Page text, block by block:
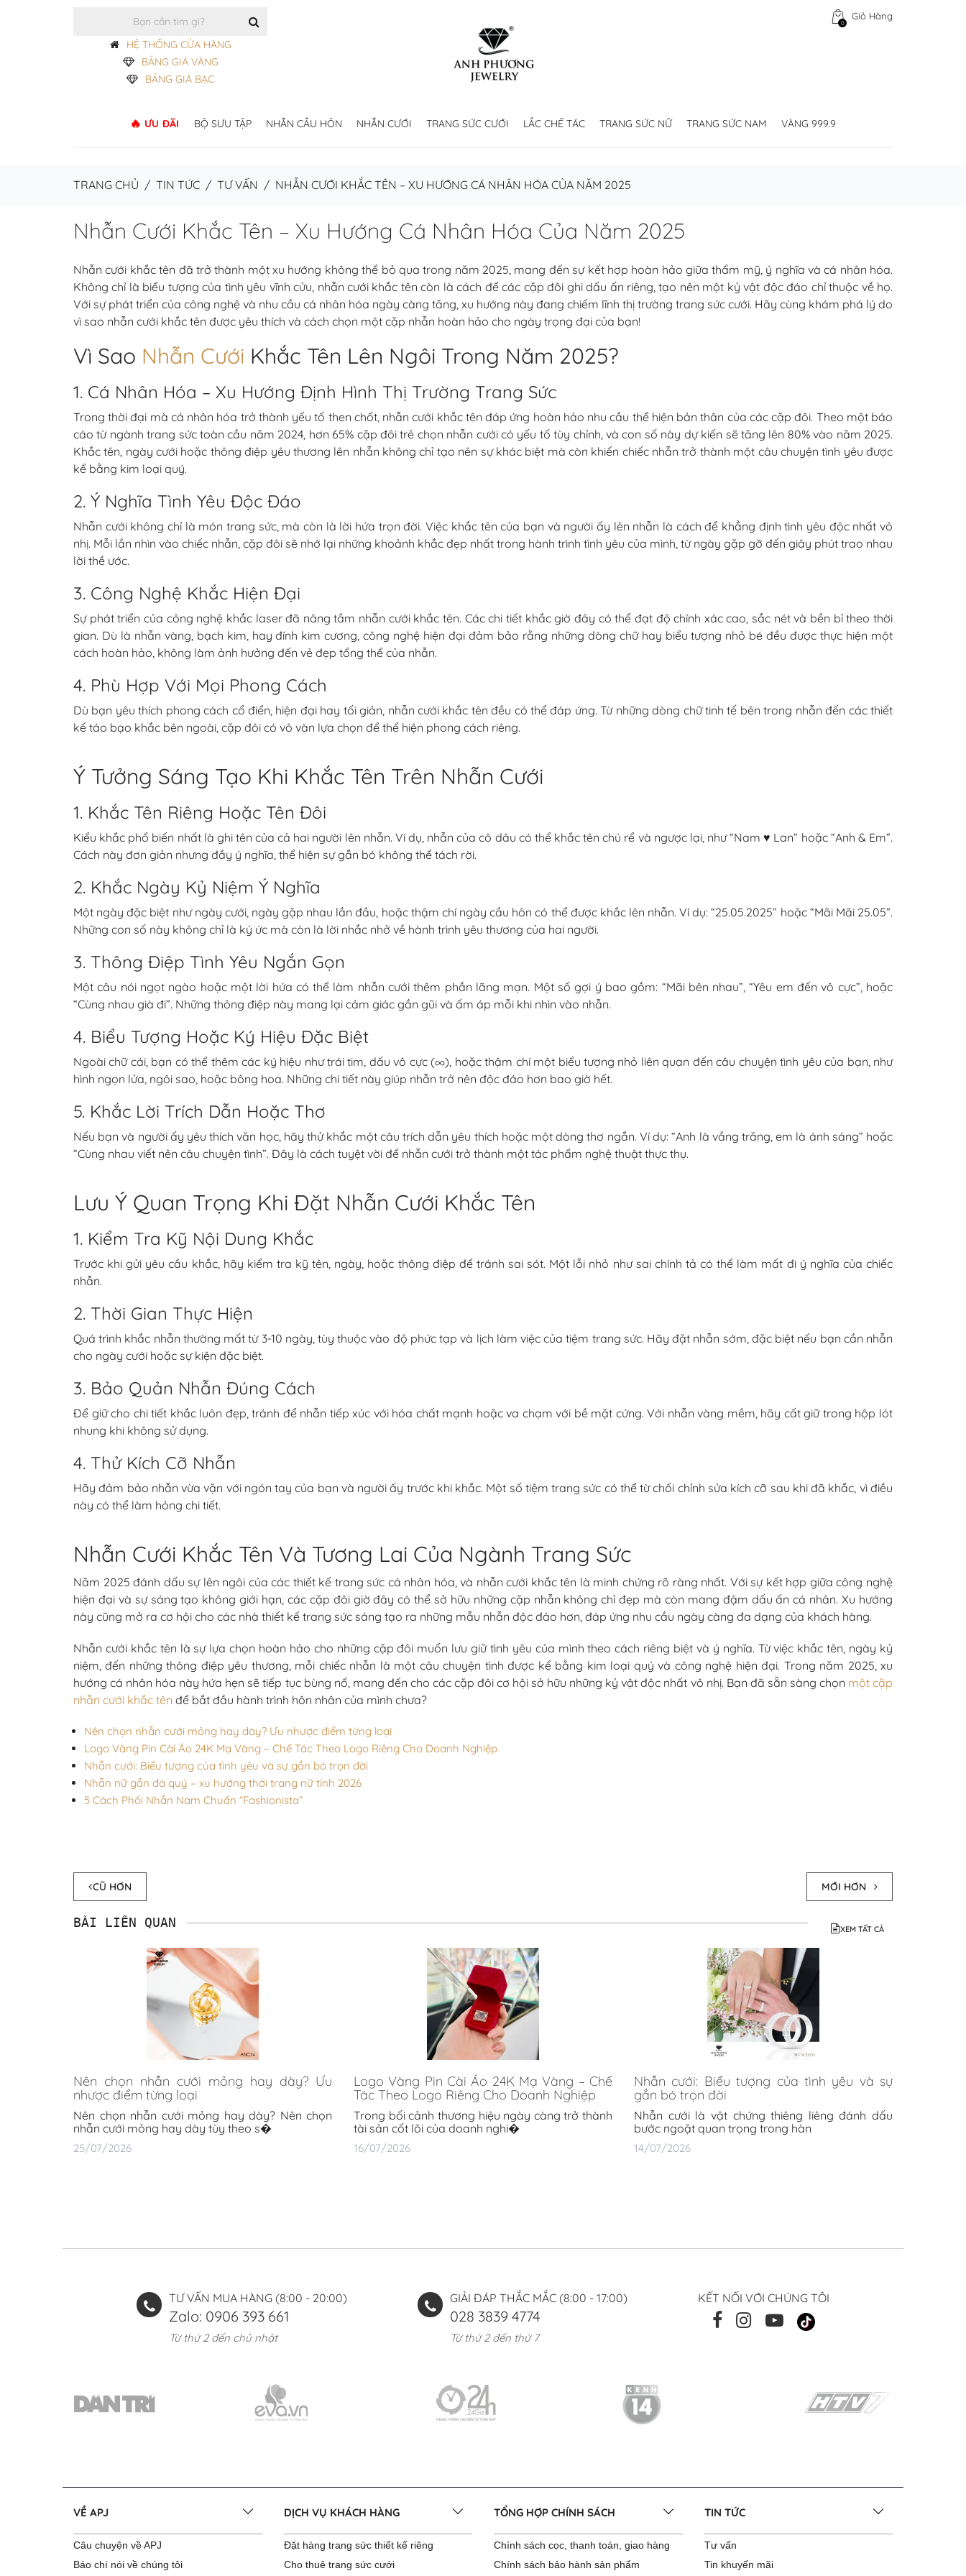
Giỏ Hàng
0
HỆ THỐNG CỬA HÀNG
BẢNG GIÁ VÀNG
BẢNG GIÁ BẠC
ƯU ĐÃI BỘ SƯU TẬP NHẪN CẦU HÔN NHẪN CƯỚI TRANG SỨC CƯỚI LẮC CHẾ TÁC TRANG SỨC NỮ TRANG SỨC NAM VÀNG 999.9
TRANG CHỦ / TIN TỨC / TƯ VẤN / NHẪN CƯỚI KHẮC TÊN – XU HƯỚNG CÁ NHÂN HÓA CỦA NĂM 2025
Nhẫn Cưới Khắc Tên – Xu Hướng Cá Nhân Hóa Của Năm 2025
Nhẫn cưới khắc tên đã trở thành một xu hướng không thể bỏ qua trong năm 2025, mang đến sự kết hợp hoàn hảo giữa thẩm mỹ, ý nghĩa và cá nhân hóa.
Không chỉ là biểu tượng của tình yêu vĩnh cửu, nhẫn cưới khắc tên còn là cách để các cặp đôi ghi dấu ấn riêng, tạo nên một kỷ vật độc đáo chỉ thuộc về họ.
Với sự phát triển của công nghệ và nhu cầu cá nhân hóa ngày càng tăng, xu hướng này đang chiếm lĩnh thị trường trang sức cưới. Hãy cùng khám phá lý do
vì sao nhẫn cưới khắc tên được yêu thích và cách chọn một cặp nhẫn hoàn hảo cho ngày trọng đại của bạn!
Vì Sao Nhẫn Cưới Khắc Tên Lên Ngôi Trong Năm 2025?
1. Cá Nhân Hóa – Xu Hướng Định Hình Thị Trường Trang Sức
Trong thời đại mà cá nhân hóa trở thành yếu tố then chốt, nhẫn cưới khắc tên đáp ứng hoàn hảo nhu cầu thể hiện bản thân của các cặp đôi. Theo một báo
cáo từ ngành trang sức toàn cầu năm 2024, hơn 65% cặp đôi trẻ chọn nhẫn cưới có yếu tố tùy chỉnh, và con số này dự kiến sẽ tăng lên 80% vào năm 2025.
Khắc tên, ngày cưới hoặc thông điệp yêu thương lên nhẫn không chỉ tạo nên sự khác biệt mà còn khiến chiếc nhẫn trở thành một câu chuyện tình yêu được
kể bằng kim loại quý.
2. Ý Nghĩa Tình Yêu Độc Đáo
Nhẫn cưới không chỉ là món trang sức, mà còn là lời hứa trọn đời. Việc khắc tên của bạn và người ấy lên nhẫn là cách để khẳng định tình yêu độc nhất vô
nhị. Mỗi lần nhìn vào chiếc nhẫn, cặp đôi sẽ nhớ lại những khoảnh khắc đẹp nhất trong hành trình tình yêu của mình, từ ngày gặp gỡ đến giây phút trao nhau
lời thề ước.
3. Công Nghệ Khắc Hiện Đại
Sự phát triển của công nghệ khắc laser đã nâng tầm nhẫn cưới khắc tên. Các chi tiết khắc giờ đây có thể đạt độ chính xác cao, sắc nét và bền bỉ theo thời
gian. Dù là nhẫn vàng, bạch kim, hay đính kim cương, công nghệ hiện đại đảm bảo rằng những dòng chữ hay biểu tượng nhỏ bé đều được thực hiện một
cách hoàn hảo, không làm ảnh hưởng đến vẻ đẹp tổng thể của nhẫn.
4. Phù Hợp Với Mọi Phong Cách
Dù bạn yêu thích phong cách cổ điển, hiện đại hay tối giản, nhẫn cưới khắc tên đều có thể đáp ứng. Từ những dòng chữ tinh tế bên trong nhẫn đến các thiết
kế táo bạo khắc bên ngoài, cặp đôi có vô vàn lựa chọn để thể hiện phong cách riêng.
Ý Tưởng Sáng Tạo Khi Khắc Tên Trên Nhẫn Cưới
1. Khắc Tên Riêng Hoặc Tên Đôi
Kiểu khắc phổ biến nhất là ghi tên của cả hai người lên nhẫn. Ví dụ, nhẫn của cô dâu có thể khắc tên chú rể và ngược lại, như “Nam ♥ Lan” hoặc “Anh & Em”.
Cách này đơn giản nhưng đầy ý nghĩa, thể hiện sự gắn bó không thể tách rời.
2. Khắc Ngày Kỷ Niệm Ý Nghĩa
Một ngày đặc biệt như ngày cưới, ngày gặp nhau lần đầu, hoặc thậm chí ngày cầu hôn có thể được khắc lên nhẫn. Ví dụ: “25.05.2025” hoặc “Mãi Mãi 25.05”.
Những con số này không chỉ là ký ức mà còn là lời nhắc nhở về hành trình yêu thương của hai người.
3. Thông Điệp Tình Yêu Ngắn Gọn
Một câu nói ngọt ngào hoặc một lời hứa có thể làm nhẫn cưới thêm phần lãng mạn. Một số gợi ý bao gồm: “Mãi bên nhau”, “Yêu em đến vô cực”, hoặc
“Cùng nhau già đi”. Những thông điệp này mang lại cảm giác gần gũi và ấm áp mỗi khi nhìn vào nhẫn.
4. Biểu Tượng Hoặc Ký Hiệu Đặc Biệt
Ngoài chữ cái, bạn có thể thêm các ký hiệu như trái tim, dấu vô cực (∞), hoặc thậm chí một biểu tượng nhỏ liên quan đến câu chuyện tình yêu của bạn, như
hình ngọn lửa, ngôi sao, hoặc bông hoa. Những chi tiết này giúp nhẫn trở nên độc đáo hơn bao giờ hết.
5. Khắc Lời Trích Dẫn Hoặc Thơ
Nếu bạn và người ấy yêu thích văn học, hãy thử khắc một câu trích dẫn yêu thích hoặc một dòng thơ ngắn. Ví dụ: “Anh là vầng trăng, em là ánh sáng” hoặc
“Cùng nhau viết nên câu chuyện tình”. Đây là cách tuyệt vời để nhẫn cưới trở thành một tác phẩm nghệ thuật thực thụ.
Lưu Ý Quan Trọng Khi Đặt Nhẫn Cưới Khắc Tên
1. Kiểm Tra Kỹ Nội Dung Khắc
Trước khi gửi yêu cầu khắc, hãy kiểm tra kỹ tên, ngày, hoặc thông điệp để tránh sai sót. Một lỗi nhỏ như sai chính tả có thể làm mất đi ý nghĩa của chiếc
nhẫn.
2. Thời Gian Thực Hiện
Quá trình khắc nhẫn thường mất từ 3-10 ngày, tùy thuộc vào độ phức tạp và lịch làm việc của tiệm trang sức. Hãy đặt nhẫn sớm, đặc biệt nếu bạn cần nhẫn
cho ngày cưới hoặc sự kiện đặc biệt.
3. Bảo Quản Nhẫn Đúng Cách
Để giữ cho chi tiết khắc luôn đẹp, tránh để nhẫn tiếp xúc với hóa chất mạnh hoặc va chạm với bề mặt cứng. Với nhẫn vàng mềm, hãy cất giữ trong hộp lót
nhung khi không sử dụng.
4. Thử Kích Cỡ Nhẫn
Hãy đảm bảo nhẫn vừa vặn với ngón tay của bạn và người ấy trước khi khắc. Một số tiệm trang sức có thể từ chối chỉnh sửa kích cỡ sau khi đã khắc, vì điều
này có thể làm hỏng chi tiết.
Nhẫn Cưới Khắc Tên Và Tương Lai Của Ngành Trang Sức
Năm 2025 đánh dấu sự lên ngôi của các thiết kế trang sức cá nhân hóa, và nhẫn cưới khắc tên là minh chứng rõ ràng nhất. Với sự kết hợp giữa công nghệ
hiện đại và sự sáng tạo không giới hạn, các cặp đôi giờ đây có thể sở hữu những cặp nhẫn không chỉ đẹp mà còn mang đậm dấu ấn cá nhân. Xu hướng
này cũng mở ra cơ hội cho các nhà thiết kế trang sức sáng tạo ra những mẫu nhẫn độc đáo hơn, đáp ứng nhu cầu ngày càng đa dạng của khách hàng.
Nhẫn cưới khắc tên là sự lựa chọn hoàn hảo cho những cặp đôi muốn lưu giữ tình yêu của mình theo cách riêng biệt và ý nghĩa. Từ việc khắc tên, ngày kỷ
niệm, đến những thông điệp yêu thương, mỗi chiếc nhẫn là một câu chuyện tình được kể bằng kim loại quý và công nghệ hiện đại. Trong năm 2025, xu
hướng cá nhân hóa này hứa hẹn sẽ tiếp tục bùng nổ, mang đến cho các cặp đôi cơ hội sở hữu những kỷ vật độc nhất vô nhị. Bạn đã sẵn sàng chọn một cặp
nhẫn cưới khắc tên để bắt đầu hành trình hôn nhân của mình chưa?
Nên chọn nhẫn cưới mỏng hay dày? Ưu nhược điểm từng loại
Logo Vàng Pin Cài Áo 24K Mạ Vàng – Chế Tác Theo Logo Riêng Cho Doanh Nghiệp
Nhẫn cưới: Biểu tượng của tình yêu và sự gắn bó trọn đời
Nhẫn nữ gắn đá quý – xu hướng thời trang nữ tính 2026
5 Cách Phối Nhẫn Nam Chuẩn “Fashionista”
CŨ HƠN MỚI HƠN
XEM TẤT CẢ
BÀI LIÊN QUAN
Nên chọn nhẫn cưới mỏng hay dày? Ưu
nhược điểm từng loại
Nên chọn nhẫn cưới mỏng hay dày? Nên chọn
nhẫn cưới mỏng hay dày tùy theo s�
25/07/2026
Logo Vàng Pin Cài Áo 24K Mạ Vàng – Chế
Tác Theo Logo Riêng Cho Doanh Nghiệp
Trong bối cảnh thương hiệu ngày càng trở thành
tài sản cốt lõi của doanh nghi�
16/07/2026
Nhẫn cưới: Biểu tượng của tình yêu và sự
gắn bó trọn đời
Nhẫn cưới là vật chứng thiêng liêng đánh dấu
bước ngoặt quan trọng trong hàn
14/07/2026
TƯ VẤN MUA HÀNG (8:00 - 20:00)
Zalo: 0906 393 661
Từ thứ 2 đến chủ nhật
GIẢI ĐÁP THẮC MẮC (8:00 - 17:00)
028 3839 4774
Từ thứ 2 đến thứ 7
KẾT NỐI VỚI CHÚNG TÔI
VỀ APJ
Câu chuyện về APJ
Báo chí nói về chúng tôi
DỊCH VỤ KHÁCH HÀNG
Đặt hàng trang sức thiết kế riêng
Cho thuê trang sức cưới
TỔNG HỢP CHÍNH SÁCH
Chính sách cọc, thanh toán, giao hàng
Chính sách bảo hành sản phẩm
TIN TỨC
Tư vấn
Tin khuyến mãi